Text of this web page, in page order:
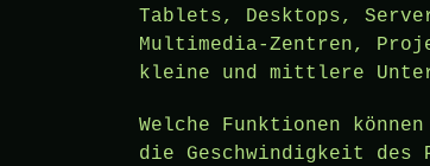
Tablets, Desktops,
Multimedia-Zentren,
kleine und mittlere
Welche Funktionen
die Geschwindigkeit des